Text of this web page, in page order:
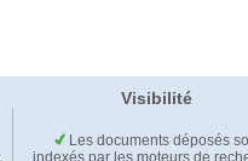
Visibilité
Les documents déposés